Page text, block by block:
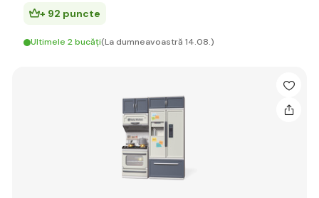
+ 92 puncte
Ultimele 2 bucăți(La dumneavoastră 14.08.)